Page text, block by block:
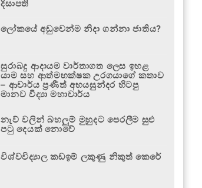
දිසාපති
ලෝකයේ අඩුවෙන්ම නිදා ගන්නා ජාතිය?
සුරාබදු ආදායම වාර්තාගත ලෙස ඉහළ
යාම සහ ආත්මභක්ෂක උරගයාගේ කතාව
– ආචාර්ය ප්‍රණීත් අභයසුන්දර හිටපු
මානව විද්‍යා මහාචාර්ය
නැව් වලින් බහලුම් මුහුදට පෙරලීම සුළු
පටු දෙයක් නොවේ
විශ්වවිද්‍යාල කඩඉම් ලකුණු නිකුත් කෙරේ